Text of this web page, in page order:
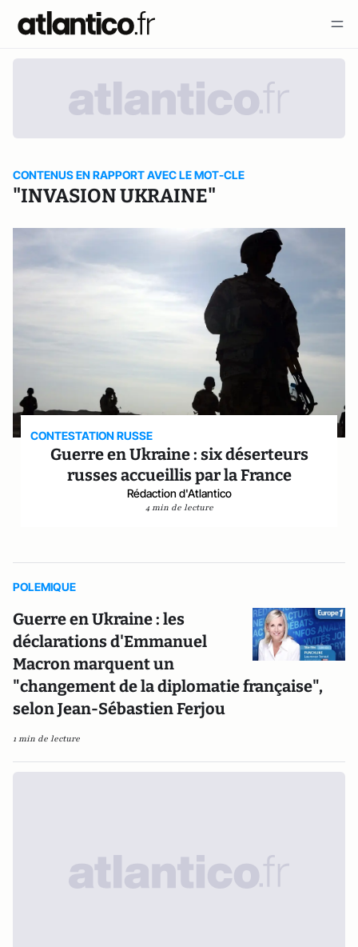
CONTENUS EN RAPPORT AVEC LE MOT-CLE
"INVASION UKRAINE"
CONTESTATION RUSSE
Guerre en Ukraine : six déserteurs
russes accueillis par la France
Rédaction d'Atlantico
4 min de lecture
POLEMIQUE
Guerre en Ukraine : les
déclarations d'Emmanuel
Macron marquent un
"changement de la diplomatie française",
selon Jean-Sébastien Ferjou
1 min de lecture